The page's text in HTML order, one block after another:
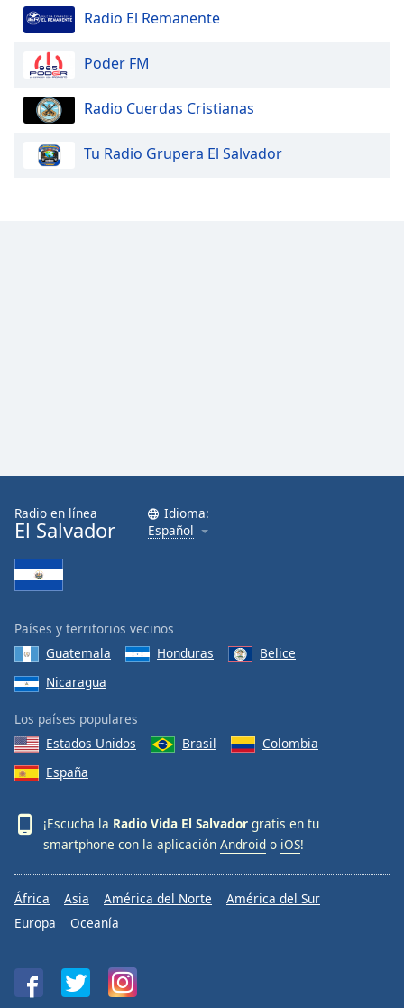
Radio El Remanente
Poder FM
Radio Cuerdas Cristianas
Tu Radio Grupera El Salvador
Radio en línea
El Salvador
Idioma:
Español
Países y territorios vecinos
Guatemala
Honduras
Belice
Nicaragua
Los países populares
Estados Unidos
Brasil
Colombia
España
¡Escucha la Radio Vida El Salvador gratis en tu
smartphone con la aplicación Android o iOS!
África Asia América del Norte
América del Sur
Europa
Oceanía